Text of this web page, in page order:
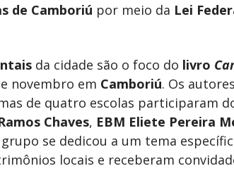
de Camboriú por meio da Lei
da cidade são o foco do livro
novembro em Camboriú. Os
de quatro escolas participaram
Chaves, EBM Eliete Pereira
se dedicou a um tema
locais e receberam